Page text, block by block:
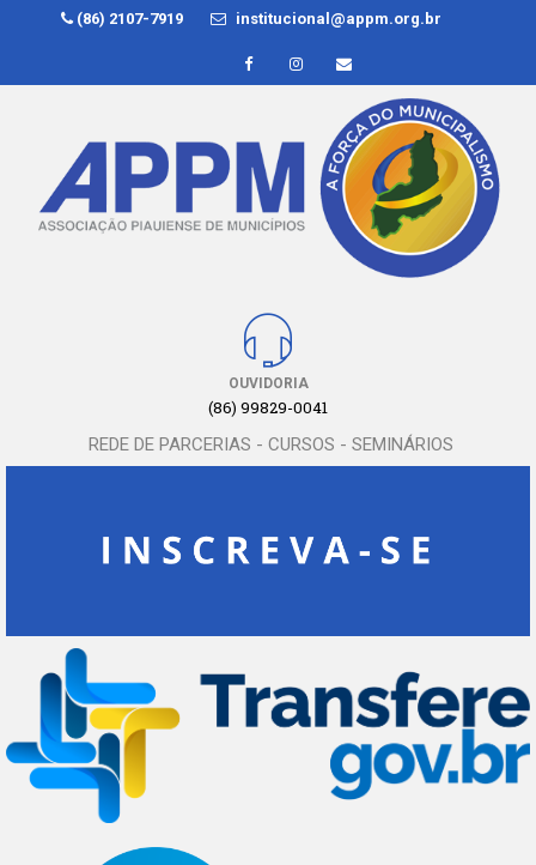
(86) 2107-7919 institucional@appm.org.br
OUVIDORIA
(86) 99829-0041
REDE DE PARCERIAS - CURSOS - SEMINÁRIOS